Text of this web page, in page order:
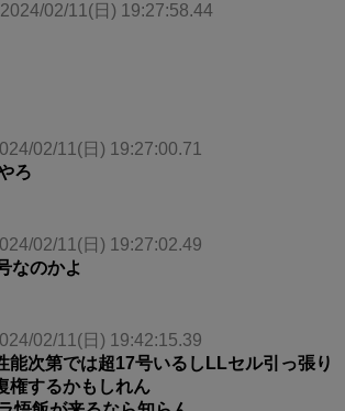
2024/02/11(日) 19:27:58.44
02/11(日) 19:27:00.71
ろ
02/11(日) 19:27:02.49
なのかよ
02/11(日) 19:42:15.39
能次第では超17号いるしLLセル引っ張り
権するかもしれん